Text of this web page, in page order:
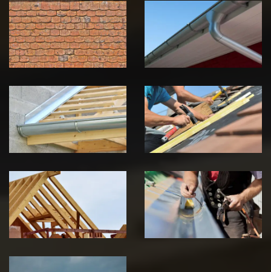
démoussage de
toiture 39
Jura
pose de
gouttière 39
Jura
Pose de
Chéneau 39
Jura
Réparation de
toiture 39
Jura
Traitement de
charpente 39
Jura
Travaux de
zinguerie 39
Jura
Urgence fuite